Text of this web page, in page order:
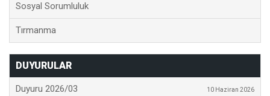
Sosyal Sorumluluk
Tırmanma
DUYURULAR
Duyuru 2026/03 10 Haziran 2026